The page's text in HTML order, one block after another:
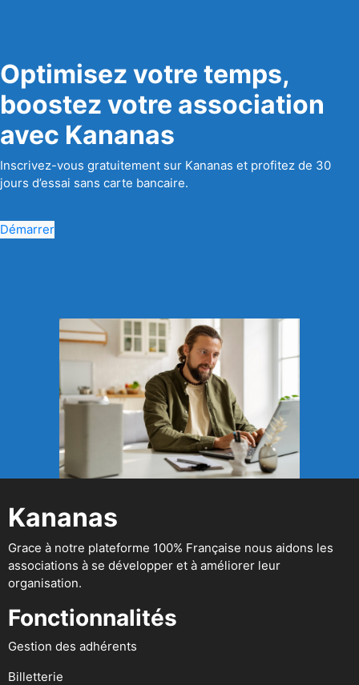
Optimisez votre temps,
boostez votre association
avec Kananas
Inscrivez-vous gratuitement sur Kananas et profitez de 30
jours d’essai sans carte bancaire.
Démarrer
Kananas
Grace à notre plateforme 100% Française nous aidons les
associations à se développer et à améliorer leur
organisation.
Fonctionnalités
Gestion des adhérents
Billetterie